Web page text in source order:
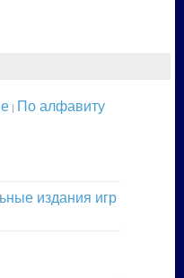
| По алфавиту
издания игр